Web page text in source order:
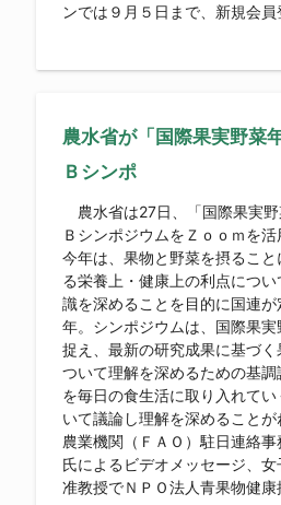
ンでは９月５日まで、新規会員
農水省が「国際果実野菜
Ｂシンポ
農水省は27日、「国際果実野
ＢシンポジウムをＺｏｏｍを
今年は、果物と野菜を摂るこ
る栄養上・健康上の利点につ
識を深めることを目的に国連
年。シンポジウムは、国際果
捉え、最新の研究成果に基づ
ついて理解を深めるための基
を毎日の食生活に取り入れて
いて議論し理解を深めること
農業機関（ＦＡＯ）駐日連絡
氏によるビデオメッセージ、
准教授でＮＰＯ法人青果物健康